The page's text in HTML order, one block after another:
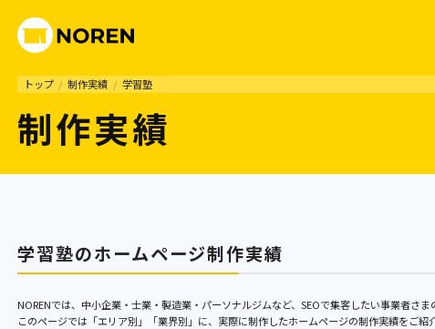
トップ / 制作実績 / 学習塾
制作実績
学習塾のホームページ制作実績
NORENでは、中小企業・士業・製造業・パーソナルジムなど、SEOで集客したい事業者さま
このページでは「エリア別」「業界別」に、実際に制作したホームページの制作実績をご紹